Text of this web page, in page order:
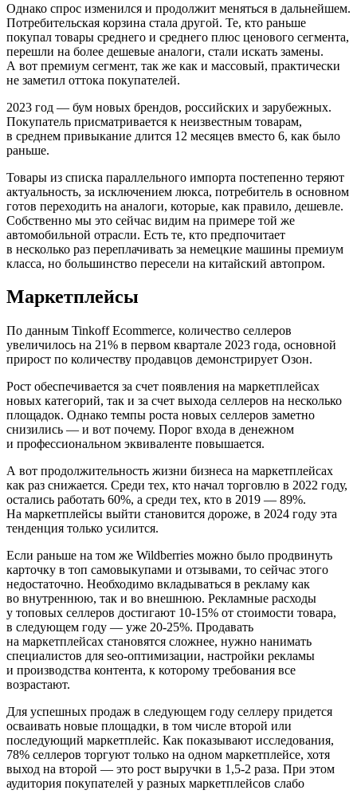
Однако спрос изменился и продолжит меняться в дальнейшем.
Потребительская корзина стала другой. Те, кто раньше
покупал товары среднего и среднего плюс ценового сегмента,
перешли на более дешевые аналоги, стали искать замены.
А вот премиум сегмент, так же как и массовый, практически
не заметил оттока покупателей.
2023 год — бум новых брендов, российских и зарубежных.
Покупатель присматривается к неизвестным товарам,
в среднем привыкание длится 12 месяцев вместо 6, как было
раньше.
Товары из списка параллельного импорта постепенно теряют
актуальность, за исключением люкса, потребитель в основном
готов переходить на аналоги, которые, как правило, дешевле.
Собственно мы это сейчас видим на примере той же
автомобильной отрасли. Есть те, кто предпочитает
в несколько раз переплачивать за немецкие машины премиум
класса, но большинство пересели на китайский автопром.
Маркетплейсы
По данным Tinkoff Ecommerce, количество селлеров
увеличилось на 21% в первом квартале 2023 года, основной
прирост по количеству продавцов демонстрирует Озон.
Рост обеспечивается за счет появления на маркетплейсах
новых категорий, так и за счет выхода селлеров на несколько
площадок. Однако темпы роста новых селлеров заметно
снизились — и вот почему. Порог входа в денежном
и профессиональном эквиваленте повышается.
А вот продолжительность жизни бизнеса на маркетплейсах
как раз снижается. Среди тех, кто начал торговлю в 2022 году,
остались работать 60%, а среди тех, кто в 2019 — 89%.
На маркетплейсы выйти становится дороже, в 2024 году эта
тенденция только усилится.
Если раньше на том же Wildberries можно было продвинуть
карточку в топ самовыкупами и отзывами, то сейчас этого
недостаточно. Необходимо вкладываться в рекламу как
во внутреннюю, так и во внешнюю. Рекламные расходы
у топовых селлеров достигают 10‑15% от стоимости товара,
в следующем году — уже 20‑25%. Продавать
на маркетплейсах становятся сложнее, нужно нанимать
специалистов для seo‑оптимизации, настройки рекламы
и производства контента, к которому требования все
возрастают.
Для успешных продаж в следующем году селлеру придется
осваивать новые площадки, в том числе второй или
последующий маркетплейс. Как показывают исследования,
78% селлеров торгуют только на одном маркетплейсе, хотя
выход на второй — это рост выручки в 1,5‑2 раза. При этом
аудитория покупателей у разных маркетплейсов слабо